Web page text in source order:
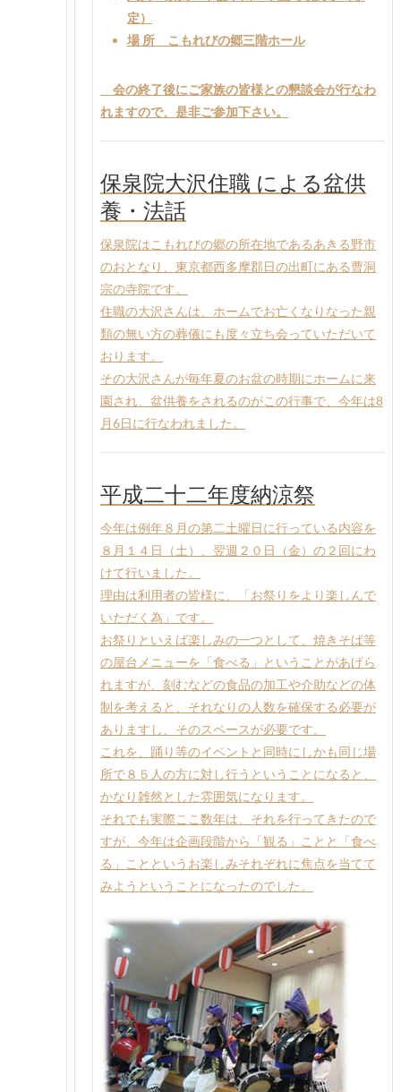
定）
場 所 こもれびの郷三階ホール
会の終了後にご家族の皆様との懇談会が行なわ
れますので、是非ご参加下さい。
保泉院大沢住職 による盆供
養・法話
保泉院はこもれびの郷の所在地であるあきる野市
のおとなり、東京都西多摩郡日の出町にある曹洞
宗の寺院です。
住職の大沢さんは、ホームでお亡くなりなった親
類の無い方の葬儀にも度々立ち会っていただいて
おります。
その大沢さんが毎年夏のお盆の時期にホームに来
園され、盆供養をされるのがこの行事で、今年は8
月6日に行なわれました。
平成二十二年度納涼祭
今年は例年８月の第二土曜日に行っている内容を
８月１４日（土）、翌週２０日（金）の２回にわ
けて行いました。
理由は利用者の皆様に、「お祭りをより楽しんで
いただく為」です。
お祭りといえば楽しみの一つとして、焼きそば等
の屋台メニューを「食べる」ということがあげら
れますが、刻むなどの食品の加工や介助などの体
制を考えると、それなりの人数を確保する必要が
ありますし、そのスペースが必要です。
これを、踊り等のイベントと同時にしかも同じ場
所で８５人の方に対し行うということになると、
かなり雑然とした雰囲気になります。
それでも実際ここ数年は、それを行ってきたので
すが、今年は企画段階から「観る」ことと「食べ
る」ことというお楽しみそれぞれに焦点を当てて
みようということになったのでした。